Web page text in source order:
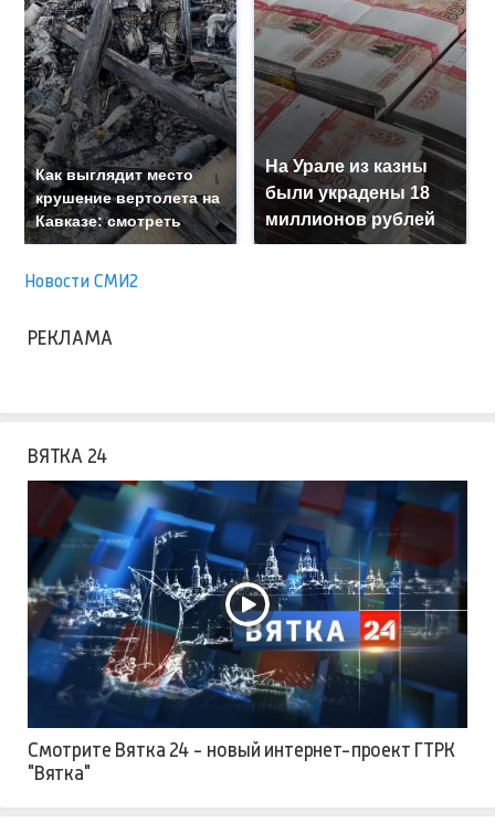
Как выглядит место
крушение вертолета на
Кавказе: смотреть
На Урале из казны
были украдены 18
миллионов рублей
Новости СМИ2
РЕКЛАМА
ВЯТКА 24
Смотрите Вятка 24 - новый интернет-проект ГТРК
"Вятка"